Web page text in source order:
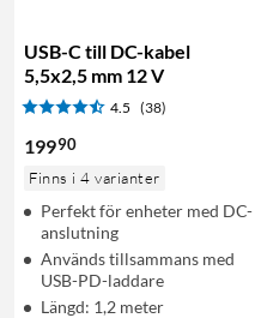
USB-C till DC-kabel
5,5x2,5 mm 12 V
4.5 (38)
19990
Finns i 4 varianter
Perfekt för enheter med DC-
anslutning
Används tillsammans med
USB-PD-laddare
Längd: 1,2 meter